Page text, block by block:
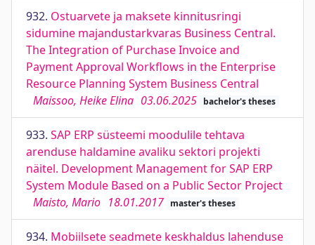
932. Ostuarvete ja maksete kinnitusringi
sidumine majandustarkvaras Business Central.
The Integration of Purchase Invoice and
Payment Approval Workflows in the Enterprise
Resource Planning System Business Central
Maissoo, Heike Elina 03.06.2025 bachelor's theses
933. SAP ERP süsteemi moodulile tehtava
arenduse haldamine avaliku sektori projekti
näitel. Development Management for SAP ERP
System Module Based on a Public Sector Project
Maisto, Mario 18.01.2017 master's theses
934. Mobiilsete seadmete keskhaldus lahenduse